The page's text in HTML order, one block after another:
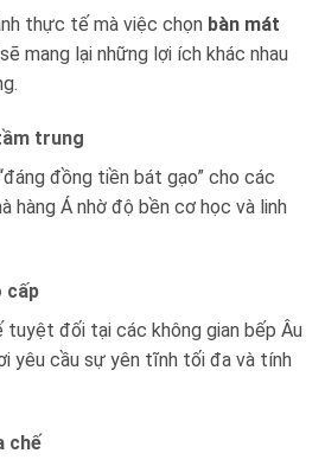
thực tế mà việc chọn bàn mát
sẽ mang lại những lợi ích khác nhau
trung
đồng tiền bát gạo” cho các
hàng Á nhờ độ bền cơ học và linh
cấp
tuyệt đối tại các không gian bếp Âu
yêu cầu sự yên tĩnh tối đa và tính
chế